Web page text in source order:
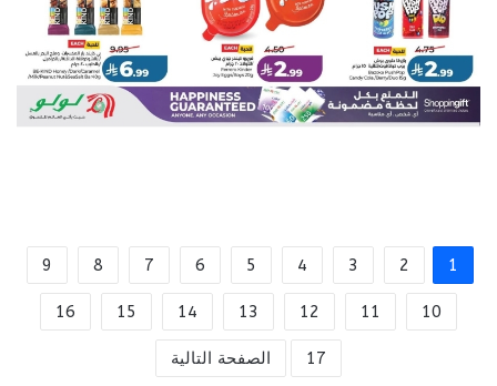
1
2
3
4
5
6
7
8
9
10
11
12
13
14
15
16
17 الصفحة التالية